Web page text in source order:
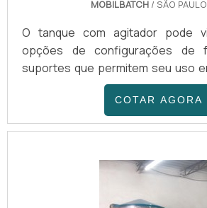
MOBILBATCH / SÃO
O tanque com agitador pode
opções de configurações de
suportes que permitem seu uso
de processos. O tanque
pode vir com fundo plano, fundo
fundo torisférico ou fundo
também na configuração de
um ou mais
COTAR AGORA